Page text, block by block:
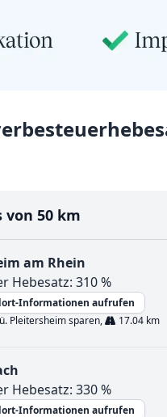
von 50 km
am Rhein
Hebesatz: 310 %
Informationen aufrufen
Pleitersheim sparen,
17.04 km
Hebesatz: 330 %
Informationen aufrufen